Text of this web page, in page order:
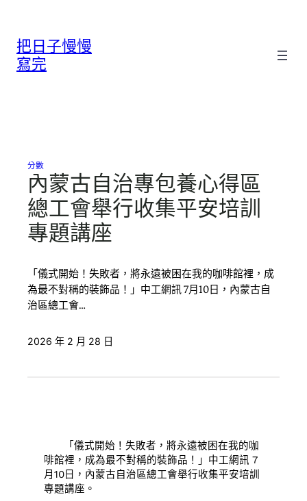
把日子慢慢
寫完
分數
內蒙古自治專包養心得區
總工會舉行收集平安培訓
專題講座
「儀式開始！失敗者，將永遠被困在我的咖啡館裡，成
為最不對稱的裝飾品！」中工網訊 7月10日，內蒙古自
治區總工會…
2026 年 2 月 28 日
「儀式開始！失敗者，將永遠被困在我的咖
啡館裡，成為最不對稱的裝飾品！」中工網訊 7
月10日， 內蒙古自治區總工會舉行收集平安培訓
專題講座。